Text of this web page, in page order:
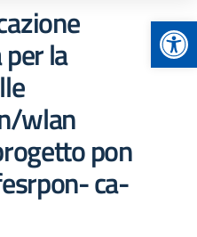
la
wlan
pon
ca-